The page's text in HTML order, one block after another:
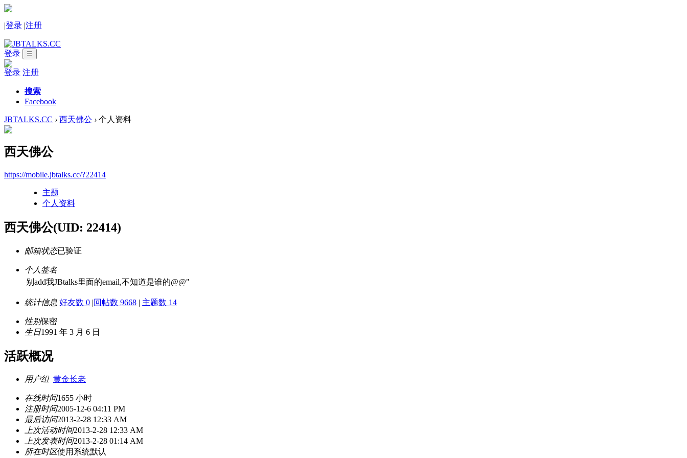
|登录 |注册
登录 ☰
登录 注册
搜索
Facebook
JBTALKS.CC › 西天佛公 › 个人资料
西天佛公
https://mobile.jbtalks.cc/?22414
主题
个人资料
西天佛公(UID: 22414)
邮箱状态已验证
个人签名
别add我JBtalks里面的email,不知道是谁的@@"
统计信息 好友数 0 |回帖数 9668 | 主题数 14
性别保密
生日1991 年 3 月 6 日
活跃概况
用户组 黄金长老
在线时间1655 小时
注册时间2005-12-6 04:11 PM
最后访问2013-2-28 12:33 AM
上次活动时间2013-2-28 12:33 AM
上次发表时间2013-2-28 01:14 AM
所在时区使用系统默认